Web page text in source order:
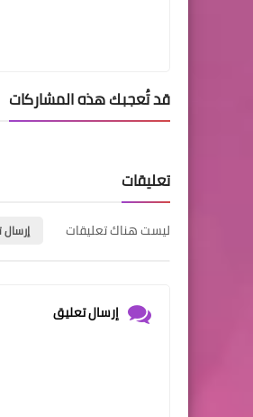
قد تُعجبك هذه المشاركات
تعليقات
ليست هناك تعليقات
إرسال تعليق